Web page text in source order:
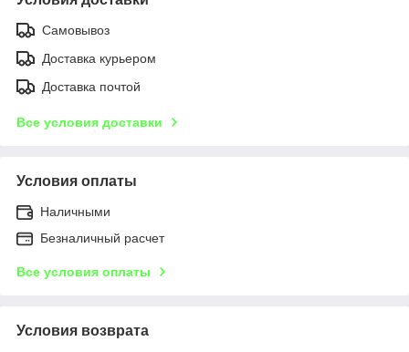
Самовывоз
Доставка курьером
Доставка почтой
Все условия доставки
Условия оплаты
Наличными
Безналичный расчет
Все условия оплаты
Условия возврата